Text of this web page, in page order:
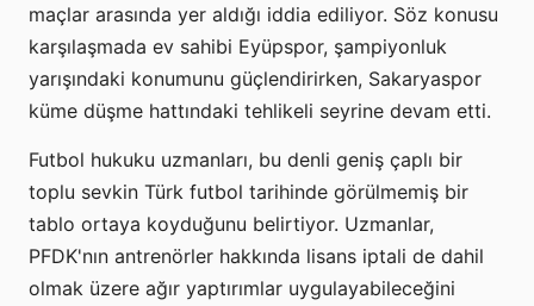
maçlar arasında yer aldığı iddia ediliyor. Söz konusu
karşılaşmada ev sahibi Eyüpspor, şampiyonluk
yarışındaki konumunu güçlendirirken, Sakaryaspor
küme düşme hattındaki tehlikeli seyrine devam etti.
Futbol hukuku uzmanları, bu denli geniş çaplı bir
toplu sevkin Türk futbol tarihinde görülmemiş bir
tablo ortaya koyduğunu belirtiyor. Uzmanlar,
PFDK'nın antrenörler hakkında lisans iptali de dahil
olmak üzere ağır yaptırımlar uygulayabileceğini